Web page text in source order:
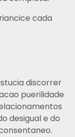
cada
discorrer
puerilidade
desigual e do